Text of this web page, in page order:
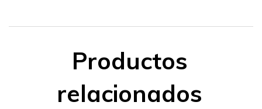
Productos
relacionados